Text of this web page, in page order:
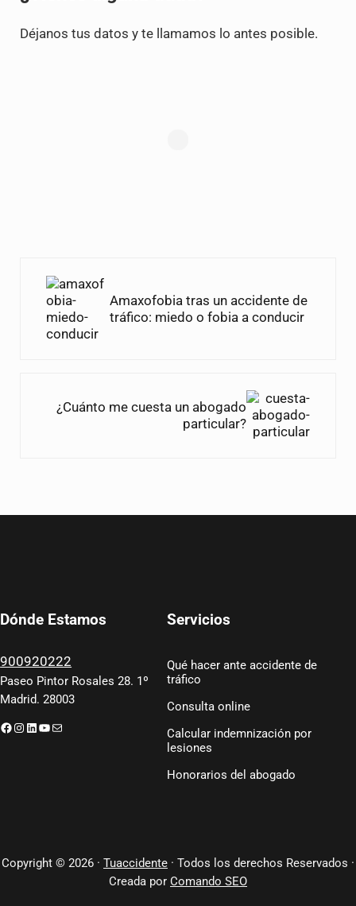
Déjanos tus datos y te llamamos lo antes posible.
Amaxofobia tras un accidente de
tráfico: miedo o fobia a conducir
¿Cuánto me cuesta un abogado
particular?
Dónde Estamos
900920222
Paseo Pintor Rosales 28. 1º
Madrid. 28003
Facebook
Instagram
LinkedIn
YouTube
Correo electrónico
Servicios
Qué hacer ante accidente de
tráfico
Consulta online
Calcular indemnización por
lesiones
Honorarios del abogado
Copyright © 2026 · Tuaccidente · Todos los derechos Reservados ·
Creada por Comando SEO